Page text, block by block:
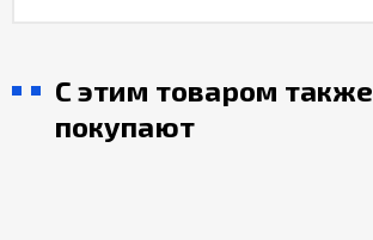
С этим товаром также
покупают